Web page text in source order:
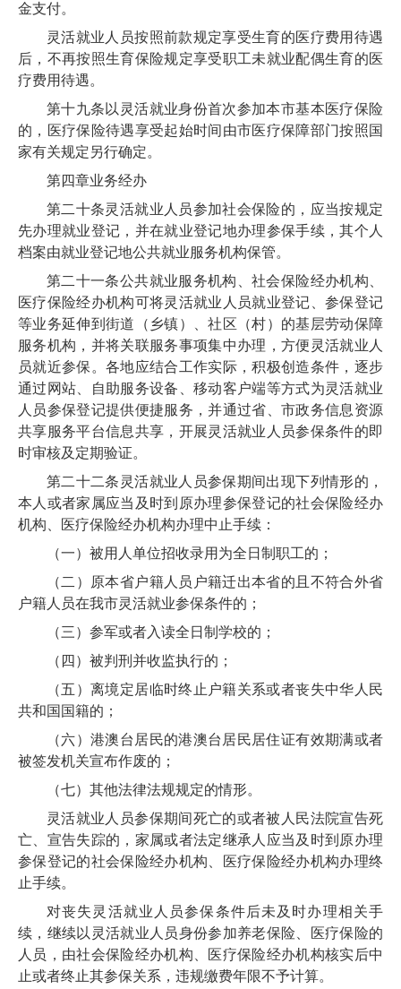
金支付。
灵活就业人员按照前款规定享受生育的医疗费用待遇
后，不再按照生育保险规定享受职工未就业配偶生育的医
疗费用待遇。
第十九条 以灵活就业身份首次参加本市基本医疗保险
的，医疗保险待遇享受起始时间由市医疗保障部门按照国
家有关规定另行确定。
第四章业务经办
第二十条灵活就业人员参加社会保险的，应当按规定
先办理就业登记，并在就业登记地办理参保手续，其个人
档案由就业登记地公共就业服务机构保管。
第二十一条公共就业服务机构、社会保险经办机构、
医疗保险经办机构可将灵活就业人员就业登记、参保登记
等业务延伸到街道（乡镇）、社区（村）的基层劳动保障
服务机构，并将关联服务事项集中办理，方便灵活就业人
员就近参保。各地应结合工作实际，积极创造条件，逐步
通过网站、自助服务设备、移动客户端等方式为灵活就业
人员参保登记提供便捷服务，并通过省、市政务信息资源
共享服务平台信息共享，开展灵活就业人员参保条件的即
时审核及定期验证。
第二十二条 灵活就业人员参保期间出现下列情形的，
本人或者家属应当及时到原办理参保登记的社会保险经办
机构、医疗保险经办机构办理中止手续：
（一）被用人单位招收录用为全日制职工的；
（二）
原本省户籍人员户籍迁出本省的且不符合外省
户籍人员在我市灵活就业参保条件的；
（三）参军或者入读全日制学校的；
（四）被判刑并收监执行的；
（五）离境定居临时终止户籍关系或者丧失中华人民
共和国 国籍的；
（六）港澳台居民的港澳台居民居住证有效期满或者
被签发机关宣布作废的；
（七）其他法律法规规定的情形。
灵活就业人员参保期间死亡的或者被人民法院宣告死
亡、宣告失踪的，家属或者法定继承人应当及时到原办理
参保登记的社会保险经办机构、医疗保险经办机构办理终
止手续。
对丧失灵活就业人员参保条件后未及时办理相关手
续，继续以灵活就业人员身份参加养老保险、医疗保险的
人员，由社会保险经办机构、医疗保险经办机构核实后中
止或者终止其参保关系，违规缴费年限不予计算。